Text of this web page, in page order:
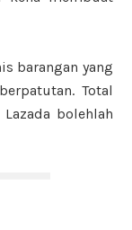
barangan yang
Total
bolehlah